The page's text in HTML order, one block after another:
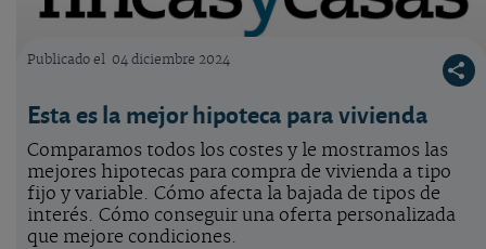
Publicado el 04 diciembre 2024
Esta es la mejor hipoteca para vivienda
Comparamos todos los costes y le mostramos las
mejores hipotecas para compra de vivienda a tipo
fijo y variable. Cómo afecta la bajada de tipos de
interés. Cómo conseguir una oferta personalizada
que mejore condiciones.